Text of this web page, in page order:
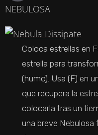
NEBULOSA
Coloca estrellas en
estrella para
(humo). Usa (F) en
que recupera la
colocarla tras un
una breve Nebulosa